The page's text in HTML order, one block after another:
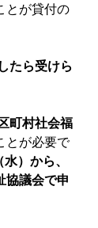
とが貸付の
たら受けら
町村社会福
とが必要で
）から、
協議会で申